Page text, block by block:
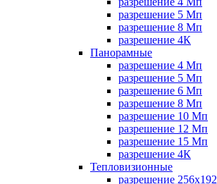
разрешение 5 Мп
разрешение 8 Мп
разрешение 4К
Панорамные
разрешение 4 Мп
разрешение 5 Мп
разрешение 6 Мп
разрешение 8 Мп
разрешение 10 Мп
разрешение 12 Мп
разрешение 15 Мп
разрешение 4К
Тепловизионные
разрешение 256x192